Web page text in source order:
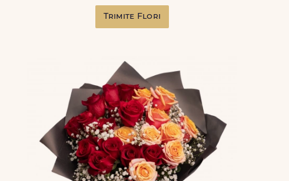
Trimite Flori